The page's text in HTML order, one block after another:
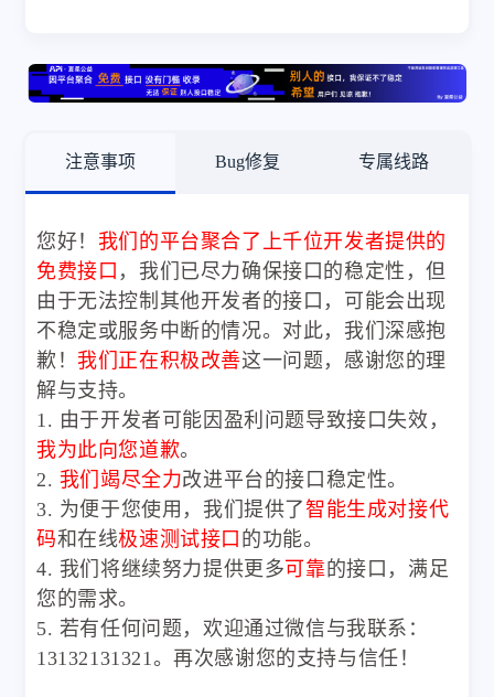
注意事项 Bug修复 专属线路
您好！ 我们的平台聚合了上千位开发者提供的
免费接口 ，我们已尽力确保接口的稳定性，但
由于无法控制其他开发者的接口，可能会出现
不稳定或服务中断的情况。对此，我们深感抱
歉！ 我们正在积极改善这一问题，感谢您的理
解与支持。
1. 由于开发者可能因盈利问题导致接口失效，
我为此向您道歉。
2. 我们竭尽全力改进平台的接口稳定性。
3. 为便于您使用，我们提供了智能生成对接代
码和在线极速测试接口 的功能。
4. 我们将继续努力提供更多可靠的接口，满足
您的需求。
5. 若有任何问题，欢迎通过微信与我联系：
13132131321。再次感谢您的支持与信任！